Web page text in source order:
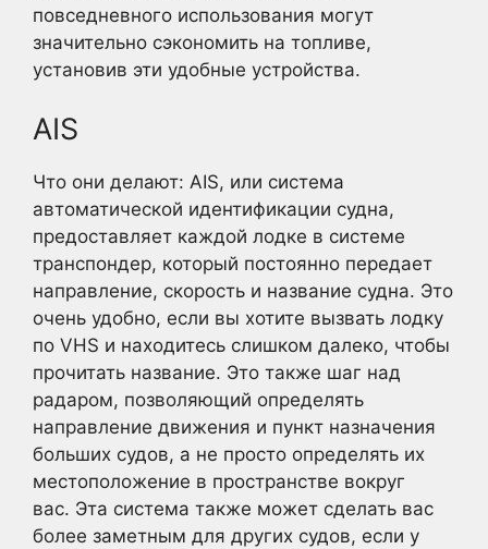
повседневного использования могут
значительно сэкономить на топливе,
установив эти удобные устройства.
AIS
Что они делают: AIS, или система
автоматической идентификации судна,
предоставляет каждой лодке в системе
транспондер, который постоянно передает
направление, скорость и название судна. Это
очень удобно, если вы хотите вызвать лодку
по VHS и находитесь слишком далеко, чтобы
прочитать название. Это также шаг над
радаром, позволяющий определять
направление движения и пункт назначения
больших судов, а не просто определять их
местоположение в пространстве вокруг
вас. Эта система также может сделать вас
более заметным для других судов, если у